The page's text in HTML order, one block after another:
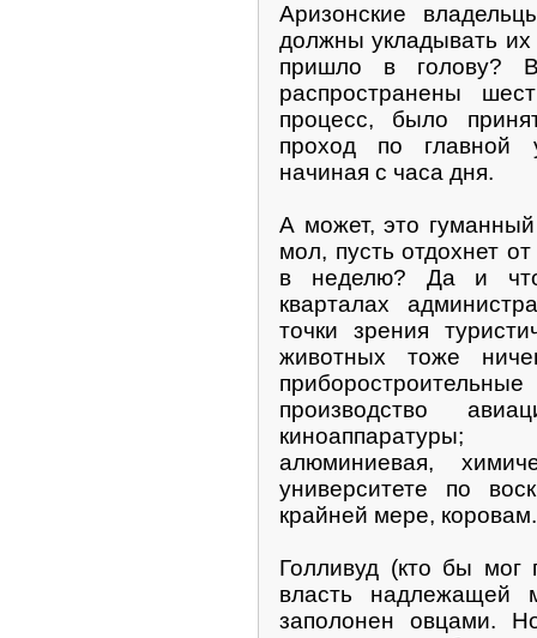
Аризонские
должны укладывать
пришло в голову?
распространены
процесс, было
проход по главной
начиная с часа дня.
А может, это
мол, пусть отдохнет
в неделю? Да и что
кварталах
точки зрения
животных тоже
производство
алюминиевая,
университете по
крайней мере, коровам.
Голливуд (кто бы мог
власть надлежащей
заполонен овцами.